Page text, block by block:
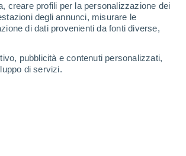
creare profili per la personalizzazione dei
degli annunci, misurare le
di dati provenienti da fonti diverse,
pubblicità e contenuti personalizzati,
di servizi.
Da Aparecida